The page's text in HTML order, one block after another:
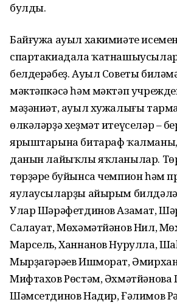
булды.
Байғужа ауыл хакимиәте
спартакиадала
белдерәбеҙ. Ауыл Советы
мәктәпкәсә һәм мәктәп
мәҙәниәт, ауыл хужалығы
өлкәләрҙә хеҙмәт итеүселәр –
ярыштарына битараф
данын лайыҡлы яҡланылар.
төрҙәре буйынса чемпион һәм
яулаусыларҙы айырым
Улар Шәрәфетдинов Азамат,
Салауат, Мөхәмәтйәнов Нил,
Марсель, Ханнанов Нурулла,
Мырҙагәрәев Ишморат,
Мифтахов Рөстәм, Әхмәтйәнова
Шәмсетдинов Надир, Ғәлимов